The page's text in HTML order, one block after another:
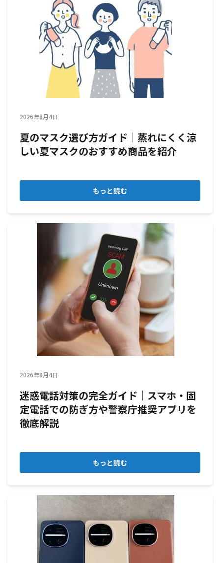
2026年8月4日
夏のマスク選び方ガイド｜蒸れにくく涼
しい夏マスクのおすすめ商品を紹介
もっと読む
2026年8月4日
迷惑電話対策の完全ガイド｜スマホ・固
定電話での防ぎ方や警察庁推奨アプリを
徹底解説
もっと読む